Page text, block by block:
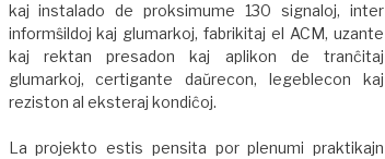
kaj instalado de proksimume 130 signaloj, inter
informŝildoj kaj glumarkoj, fabrikitaj el ACM, uzante
kaj rektan presadon kaj aplikon de tranĉitaj
glumarkoj, certigante daŭrecon, legeblecon kaj
reziston al eksteraj kondiĉoj.
La projekto estis pensita por plenumi praktikajn